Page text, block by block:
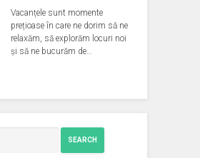
Vacanțele sunt momente
prețioase în care ne dorim să ne
relaxăm, să explorăm locuri noi
și să ne bucurăm de…
SEARCH